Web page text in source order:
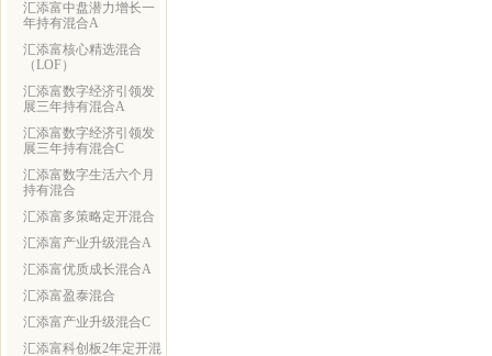
汇添富中盘潜力增长一
年持有混合A
汇添富核心精选混合
（LOF）
汇添富数字经济引领发
展三年持有混合A
汇添富数字经济引领发
展三年持有混合C
汇添富数字生活六个月
持有混合
汇添富多策略定开混合
汇添富产业升级混合A
汇添富优质成长混合A
汇添富盈泰混合
汇添富产业升级混合C
汇添富科创板2年定开混